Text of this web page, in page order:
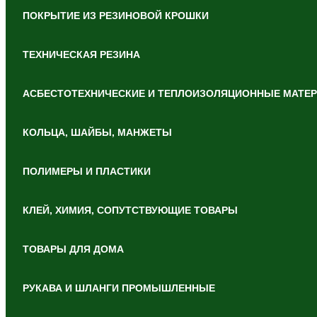
ПОКРЫТИЕ ИЗ РЕЗИНОВОЙ КРОШКИ
ТЕХНИЧЕСКАЯ РЕЗИНА
АСБЕСТОТЕХНИЧЕСКИЕ И ТЕПЛОИЗОЛЯЦИОННЫЕ
КОЛЬЦА, ШАЙБЫ, МАНЖЕТЫ
ПОЛИМЕРЫ И ПЛАСТИКИ
КЛЕЙ, ХИМИЯ, СОПУТСТВУЮЩИЕ ТОВАРЫ
ТОВАРЫ ДЛЯ ДОМА
РУКАВА И ШЛАНГИ ПРОМЫШЛЕННЫЕ